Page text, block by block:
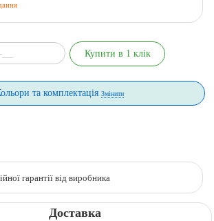
та комплектаціяЗмінити
гарантії від виробника
Доставка